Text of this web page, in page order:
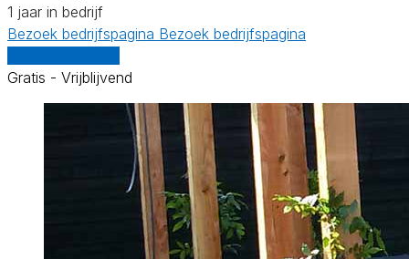
1 jaar in bedrijf
Bezoek bedrijfspagina Bezoek bedrijfspagina
Gratis - Vrijblijvend